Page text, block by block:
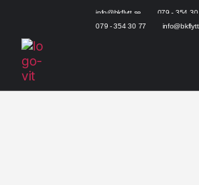
info@bkflytt.se
079 - 354 30
079 - 354 30 77